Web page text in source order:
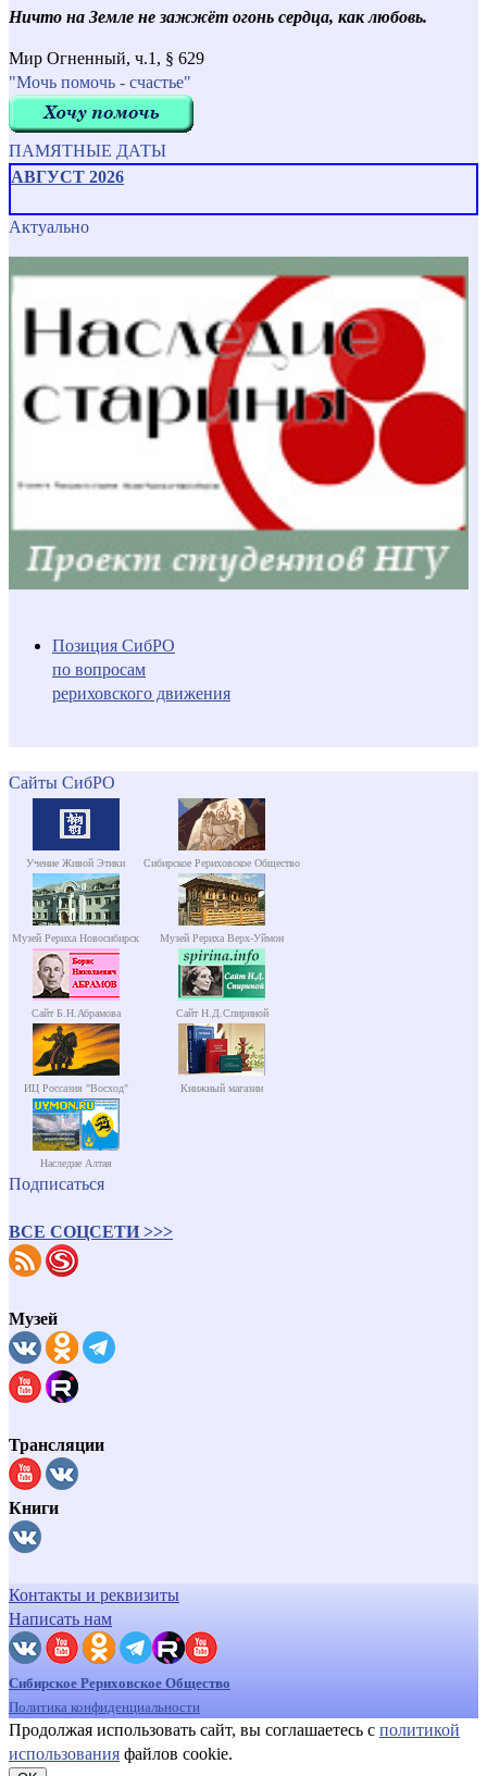
Ничто на Земле не зажжёт огонь сердца, как любовь.
Мир Огненный, ч.1, § 629
"Мочь помочь - счастье"
ПАМЯТНЫЕ ДАТЫ
АВГУСТ 2026
Актуально
Позиция СибРО
по вопросам
рериховского движения
Сайты СибРО
Учение Живой Этики Сибирское Рериховское Общество
Музей Рериха Новосибирск Музей Рериха Верх-Уймон
Сайт Б.Н.Абрамова Сайт Н.Д.Спириной
ИЦ Россазия "Восход" Книжный магазин
Наследие Алтая
Подписаться
ВСЕ СОЦСЕТИ >>>
Музей
Трансляции
Книги
Контакты и реквизиты
Написать нам
Сибирское Рериховское Общество
Политика конфиденциальности
Продолжая использовать сайт, вы соглашаетесь с политикой
использования файлов cookie.